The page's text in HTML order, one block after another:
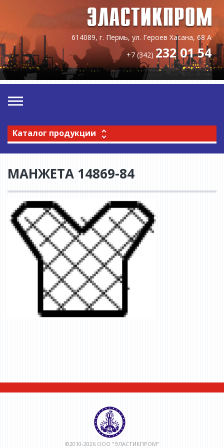
614089, г. Пермь, ул. Героев Хасана, 68 А
+7 (342) 232 01 54
Каталог продукции
МАНЖЕТА 14869-84
©2010-2026 ООО "ЭЛАСТИКПРОМ"